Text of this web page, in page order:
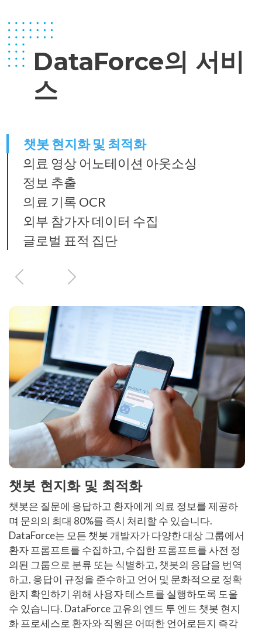
DataForce의 서비
스
챗봇 현지화 및 최적화
의료 영상 어노테이션 아웃소싱
정보 추출
의료 기록 OCR
외부 참가자 데이터 수집
글로벌 표적 집단
이
다
챗봇 현지화 및 최적화
챗봇은 질문에 응답하고 환자에게 의료 정보를 제공하
며 문의의 최대 80%를 즉시 처리할 수 있습니다.
DataForce는 모든 챗봇 개발자가 다양한 대상 그룹에서
환자 프롬프트를 수집하고, 수집한 프롬프트를 사전 정
의된 그룹으로 분류 또는 식별하고, 챗봇의 응답을 번역
하고, 응답이 규정을 준수하고 언어 및 문화적으로 정확
한지 확인하기 위해 사용자 테스트를 실행하도록 도울
수 있습니다. DataForce 고유의 엔드 투 엔드 챗봇 현지
화 프로세스로 환자와 직원은 어떠한 언어로든지 즉각